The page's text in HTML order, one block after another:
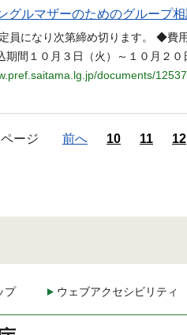
グルマザーのためのグループ
員になり次第締め切ります。 ◆費
間１０月３日（火）～１０月２０
documents/
ージ 前へ 10 11 12
プ ウェブアクセシビリティ